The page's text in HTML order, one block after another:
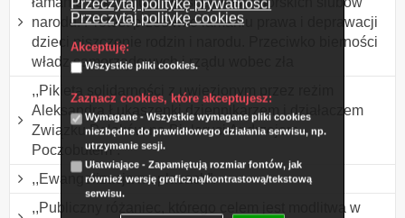
Przeczytaj politykę prywatności
Przeczytaj politykę cookies
Akceptuję:
Wszystkie pliki cookies.
Zaznacz cookies, które akceptujesz:
Wymagane - Wszystkie wymagane pliki cookies
niezbędne do prawidłowego działania serwisu, np.
utrzymanie sesji.
Ułatwiające - Zapamiętują rozmiar fontów, jak
również wersję graficzną/kontrastową/tekstową
serwisu.
narodu. Protest przeciwko łamaniu prawa i deprawacji
dzieci niszczenie rodzin i narodu. Przeciwko bierności
władz samorządowych i rządu wobec zła
,,Pikieta solidarności z uwięzionym przez reżim
Aleksandra Łukaszenki dziennikarzem i działaczem
Związku Polaków na Białorusi Andrzejem
Poczobutem”.
,,Ewangelizacja na placach”.
,,Publiczny różaniec, którego celem jest modlitwa w